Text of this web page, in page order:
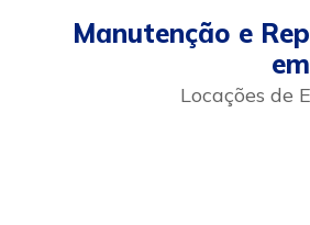
Manutenção e
Locações de